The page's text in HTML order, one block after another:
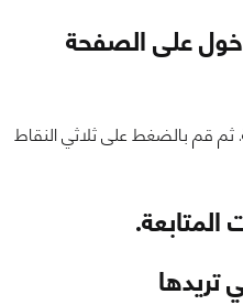
على الصفحة
ثم قم بالضغط على ثلاثي النقاط
تريدها